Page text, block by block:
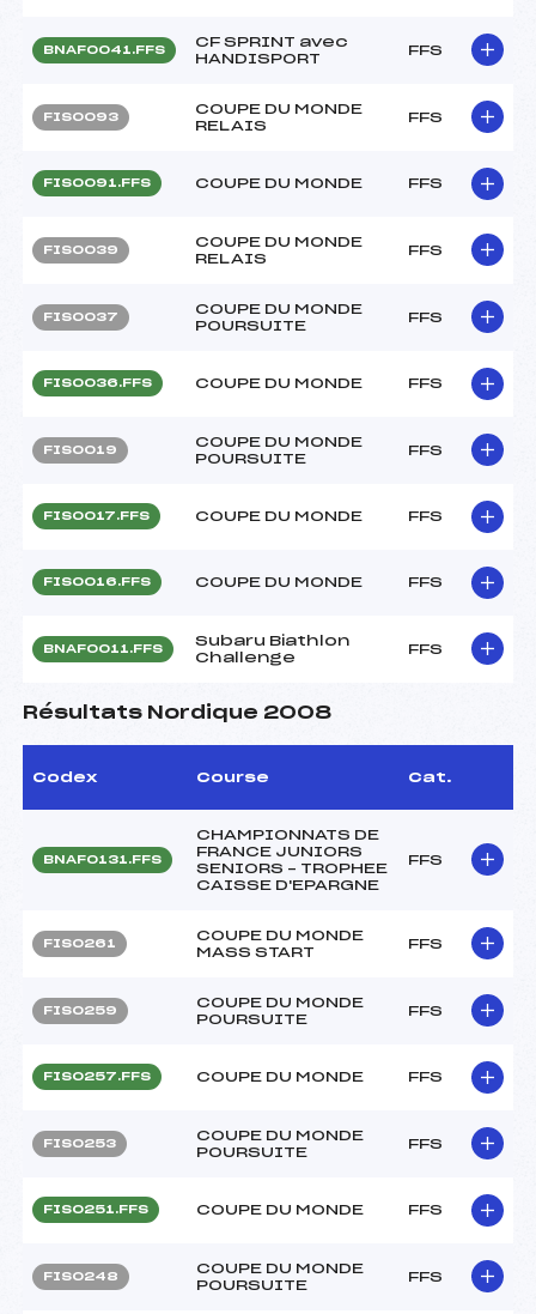
BNAF0041.FFS
CF SPRINT avec
HANDISPORT
FFS
FIS0093
COUPE DU MONDE
RELAIS
FFS
FIS0091.FFS COUPE DU MONDE FFS
FIS0039
COUPE DU MONDE
RELAIS
FFS
FIS0037
COUPE DU MONDE
POURSUITE
FFS
FIS0036.FFS COUPE DU MONDE FFS
FIS0019
COUPE DU MONDE
POURSUITE
FFS
FIS0017.FFS COUPE DU MONDE FFS
FIS0016.FFS COUPE DU MONDE FFS
BNAF0011.FFS
Subaru Biathlon
Challenge
FFS
Résultats Nordique 2008
Codex Course Cat.
BNAF0131.FFS
CHAMPIONNATS DE
FRANCE JUNIORS
SENIORS – TROPHEE
CAISSE D'EPARGNE
FFS
FIS0261
COUPE DU MONDE
MASS START
FFS
FIS0259
COUPE DU MONDE
POURSUITE
FFS
FIS0257.FFS COUPE DU MONDE FFS
FIS0253
COUPE DU MONDE
POURSUITE
FFS
FIS0251.FFS COUPE DU MONDE FFS
FIS0248
COUPE DU MONDE
POURSUITE
FFS